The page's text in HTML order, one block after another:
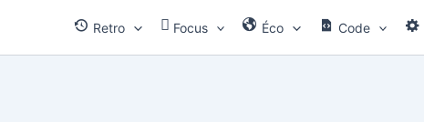
contenu
Retro Focus Éco Code